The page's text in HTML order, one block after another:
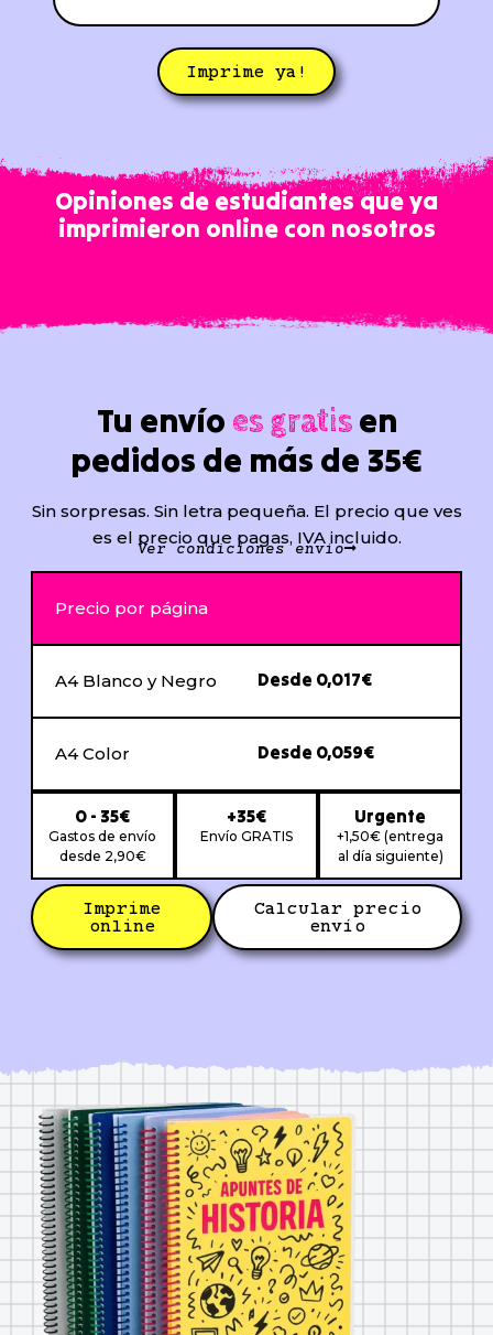
Imprime ya!
Opiniones de estudiantes que ya
imprimieron online con nosotros
Tu envío es gratis en
pedidos de más de 35€
Sin sorpresas. Sin letra pequeña. El precio que ves
es el precio que pagas, IVA incluido.
Ver condiciones envío
Precio por página
A4 Blanco y Negro Desde 0,017€
A4 Color Desde 0,059€
0 - 35€
Gastos de envío
desde 2,90€
+35€
Envío GRATIS
Urgente
+1,50€ (entrega
al día siguiente)
Imprime
online
Calcular precio
envío